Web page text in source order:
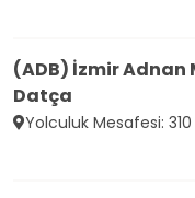
(ADB) İzmir Adnan
Datça
Yolculuk Mesafesi: